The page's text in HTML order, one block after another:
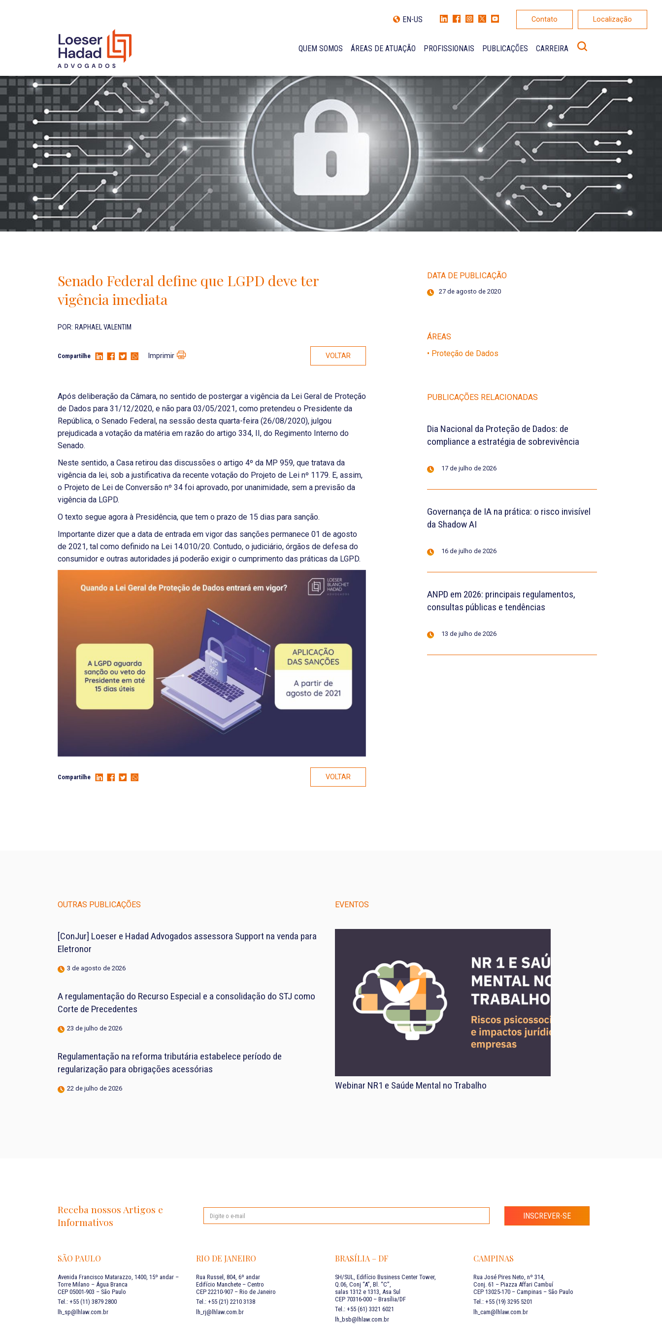
INTERNATIONAL NETWORK
PRÊMIOS
NOSSA EQUIPE
EN-US Contato Localização
QUEM SOMOS
INCLUSÃO E DIVERSIDADE
INTERNATIONAL NETWORK
PRÊMIOS
NOSSA EQUIPE
ÁREAS DE ATUAÇÃO PROFISSIONAIS PUBLICAÇÕES CARREIRA
Senado Federal define que LGPD deve ter
vigência imediata
POR: RAPHAEL VALENTIM
Compartilhe Imprimir VOLTAR
Após deliberação da Câmara, no sentido de postergar a vigência da Lei Geral de Proteção
de Dados para 31/12/2020, e não para 03/05/2021, como pretendeu o Presidente da
República, o Senado Federal, na sessão desta quarta-feira (26/08/2020), julgou
prejudicada a votação da matéria em razão do artigo 334, II, do Regimento Interno do
Senado.
Neste sentido, a Casa retirou das discussões o artigo 4º da MP 959, que tratava da
vigência da lei, sob a justificativa da recente votação do Projeto de Lei nº 1179. E, assim,
o Projeto de Lei de Conversão nº 34 foi aprovado, por unanimidade, sem a previsão da
vigência da LGPD.
O texto segue agora à Presidência, que tem o prazo de 15 dias para sanção.
Importante dizer que a data de entrada em vigor das sanções permanece 01 de agosto
de 2021, tal como definido na Lei 14.010/20. Contudo, o judiciário, órgãos de defesa do
consumidor e outras autoridades já poderão exigir o cumprimento das práticas da LGPD.
Compartilhe VOLTAR
DATA DE PUBLICAÇÃO
27 de agosto de 2020
ÁREAS
• Proteção de Dados
PUBLICAÇÕES RELACIONADAS
Dia Nacional da Proteção de Dados: de
compliance a estratégia de sobrevivência
17 de julho de 2026
Governança de IA na prática: o risco invisível
da Shadow AI
16 de julho de 2026
ANPD em 2026: principais regulamentos,
consultas públicas e tendências
13 de julho de 2026
OUTRAS PUBLICAÇÕES
[ConJur] Loeser e Hadad Advogados assessora Support na venda para
Eletronor
3 de agosto de 2026
A regulamentação do Recurso Especial e a consolidação do STJ como
Corte de Precedentes
23 de julho de 2026
Regulamentação na reforma tributária estabelece período de
regularização para obrigações acessórias
22 de julho de 2026
EVENTOS
Webinar NR1 e Saúde Mental no Trabalho
Receba nossos Artigos e
Informativos
INSCREVER-SE
SÃO PAULO
Avenida Francisco Matarazzo, 1400, 15º andar –
Torre Milano – Água Branca
CEP 05001-903 – São Paulo
Tel.: +55 (11) 3879 2800
lh_sp@lhlaw.com.br
RIO DE JANEIRO
Rua Russel, 804, 6º andar
Edifício Manchete – Centro
CEP 22210-907 – Rio de Janeiro
Tel.: +55 (21) 2210 3138
lh_rj@lhlaw.com.br
BRASÍLIA – DF
SH/SUL, Edifício Business Center Tower,
Q.06, Conj “A”, Bl. “C”,
salas 1312 e 1313, Asa Sul
CEP 70316-000 – Brasília/DF
Tel.: +55 (61) 3321 6021
lh_bsb@lhlaw.com.br
CAMPINAS
Rua José Pires Neto, nº 314,
Conj. 61 – Piazza Affari Cambuí
CEP 13025-170 – Campinas – São Paulo
Tel.: +55 (19) 3295 5201
lh_cam@lhlaw.com.br